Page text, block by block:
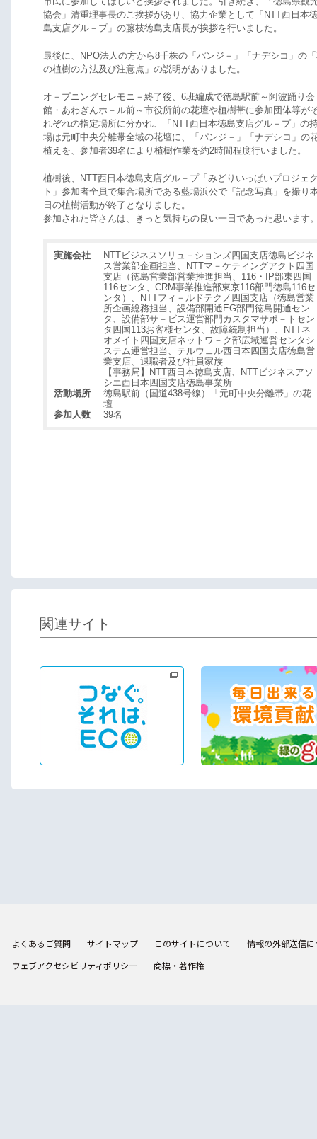
協会」清重理事長のご挨拶があり、協力企業として「NTT西日本
島支店グル－プ」の藤枝徳島支店長が挨拶を行いました。
最後に、NPO法人の方から8千株の「パンジ－」「ナデシコ」の
の植樹の方法及び注意点」の説明がありました。
オ－プニングセレモニ－終了後、6班編成で徳島駅前～阿波踊り会
館・あわぎんホ－ル前～市役所前の花壇や植樹帯に参加団体等が
れぞれの指定場所に分かれ、「NTT西日本徳島支店グル－プ」の
場は元町中央分離帯全域の花壇に、「パンジ－」「ナデシコ」の
植えを、参加者39名により植樹作業を約2時間程度行いました。
植樹後、NTT西日本徳島支店グル－プ「みどりいっぱいプロジェ
ト」参加者全員で集合場所である藍場浜公で「記念写真」を撮り
日の植樹活動が終了となりました。
参加された皆さんは、きっと気持ちの良い一日であった思います
実施会社
NTTビジネスソリュ－ションズ四国支店徳島ビジネ
ス営業部企画担当、NTTマ－ケティングアクト四国
支店（徳島営業部営業推進担当、116・IP部東四国
116センタ、CRM事業推進部東京116部門徳島116セ
ンタ）、NTTフィ－ルドテクノ四国支店（徳島営業
所企画総務担当、設備部開通EG部門徳島開通セン
タ、設備部サ－ビス運営部門カスタマサポ－トセン
タ四国113お客様センタ、故障統制担当）、NTTネ
オメイト四国支店ネットワ－ク部広域運営センタシ
ステム運営担当、テルウェル西日本四国支店徳島営
業支店、退職者及び社員家族
【事務局】NTT西日本徳島支店、NTTビジネスアソ
シエ西日本四国支店徳島事業所
活動場所
徳島駅前（国道438号線）「元町中央分離帯」の花
壇
参加人数
39名
関連サイト
よくあるご質問 サイトマップ このサイトについて
情報の外部送信
ウェブアクセシビリティポリシー
商標・著作権